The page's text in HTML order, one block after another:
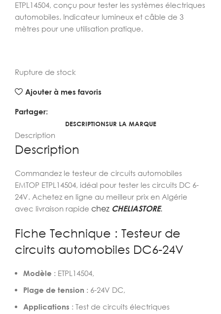
ETPL14504, conçu pour tester les systèmes électriques
automobiles. Indicateur lumineux et câble de 3
mètres pour une utilisation pratique.
Rupture de stock
Ajouter à mes favoris
Partager:
DESCRIPTIONSUR LA MARQUE
Description
Description
Commandez le testeur de circuits automobiles
EMTOP ETPL14504, idéal pour tester les circuits DC 6-
24V. Achetez en ligne au meilleur prix en Algérie
avec livraison rapide chez CHELIASTORE.
Fiche Technique : Testeur de
circuits automobiles DC6-24V
Modèle : ETPL14504,
Plage de tension : 6-24V DC,
Applications : Test de circuits électriques